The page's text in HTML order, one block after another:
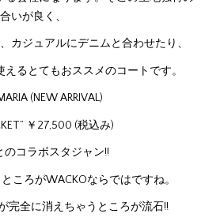
いが良く、
カジュアルにデニムと合わせたり、
るとてもおススメのコートです。
(NEW ARRIVAL)
￥27,500 (税込み)
のコラボスタジャン!!
ころがWACKOならではですね。
完全に消えちゃうところが流石!!